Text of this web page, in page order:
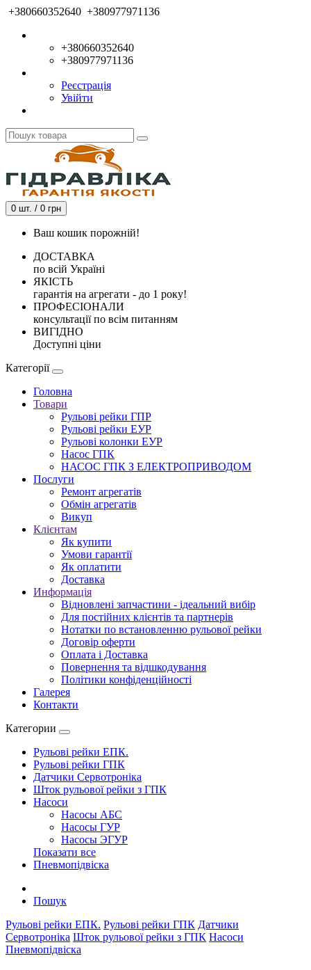
+380660352640 +380977971136
+380660352640
+380977971136
Реєстрація
Увійти
0 шт. / 0 грн
Ваш кошик порожній!
ДОСТАВКА
по всій Україні
ЯКІСТЬ
гарантія на агрегати - до 1 року!
ПРОФЕСІОНАЛИ
консультації по всім питанням
ВИГІДНО
Доступні ціни
Категорії
Головна
Товари
Рульові рейки ГПР
Рульові рейки ЕУР
Рульові колонки ЕУР
Насос ГПК
НАСОС ГПК З ЕЛЕКТРОПРИВОДОМ
Послуги
Ремонт агрегатів
Обмін агрегатів
Викуп
Клієнтам
Як купити
Умови гарантії
Як оплатити
Доставка
Информація
Відновлені запчастини - ідеальний вибір
Для постійних клієнтів та партнерів
Нотатки по встановленню рульової рейки
Договір оферти
Оплата і Доставка
Повернення та відшкодування
Політики конфіденційності
Галерея
Контакти
Категории
Рульові рейки ЕПК.
Рульові рейки ГПК
Датчики Сервотроніка
Шток рульової рейки з ГПК
Насоси
Насосы АБС
Насосы ГУР
Насосы ЭГУР
Показати все
Пневмопідвіска
Пошук
Рульові рейки ЕПК. Рульові рейки ГПК Датчики
Сервотроніка Шток рульової рейки з ГПК Насоси
Пневмопідвіска